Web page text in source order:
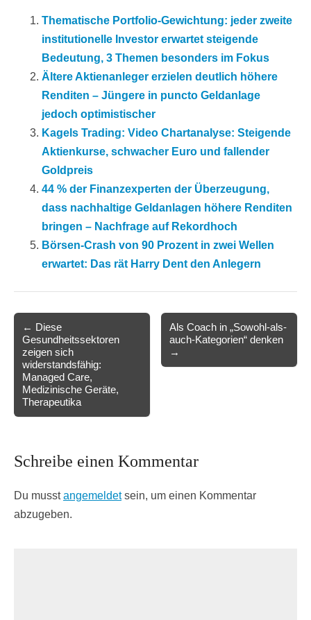
Thematische Portfolio-Gewichtung: jeder zweite
institutionelle Investor erwartet steigende
Bedeutung, 3 Themen besonders im Fokus
Ältere Aktienanleger erzielen deutlich höhere
Renditen – Jüngere in puncto Geldanlage
jedoch optimistischer
Kagels Trading: Video Chartanalyse: Steigende
Aktienkurse, schwacher Euro und fallender
Goldpreis
44 % der Finanzexperten der Überzeugung,
dass nachhaltige Geldanlagen höhere Renditen
bringen – Nachfrage auf Rekordhoch
Börsen-Crash von 90 Prozent in zwei Wellen
erwartet: Das rät Harry Dent den Anlegern
navigation
← Diese
Gesundheitssektoren
zeigen sich
widerstandsfähig:
Managed Care,
Medizinische Geräte,
Therapeutika
Als Coach in „Sowohl-als-
auch-Kategorien“ denken
→
Schreibe einen Kommentar
Du musstangemeldetsein, um einen Kommentar
abzugeben.